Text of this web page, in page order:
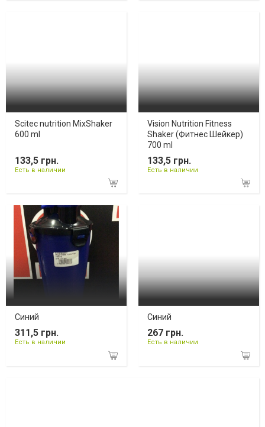
Scitec nutrition MixShaker
600 ml
133,5 грн.
Есть в наличии
Vision Nutrition Fitness
Shaker (Фитнес Шейкер)
700 ml
133,5 грн.
Есть в наличии
Синий
311,5 грн.
Есть в наличии
Синий
267 грн.
Есть в наличии